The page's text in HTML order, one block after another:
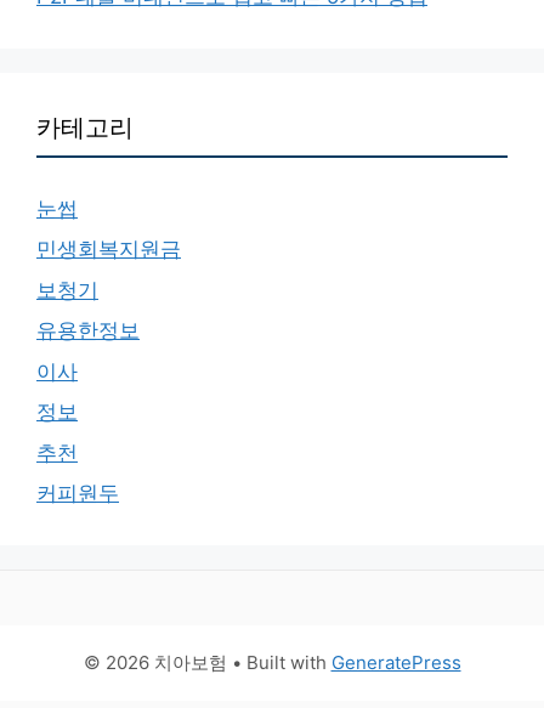
카테고리
눈썹
민생회복지원금
보청기
유용한정보
이사
정보
추천
커피원두
© 2026 치아보험 • Built with GeneratePress